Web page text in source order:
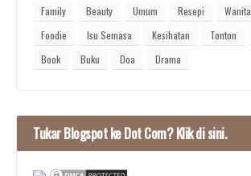
Family
Beauty Umum Resepi Wanita
Foodie
Isu Semasa Kesihatan Tonton
Book
Buku Doa Drama
Tukar Blogspot ke Dot Com? Klik di sini.